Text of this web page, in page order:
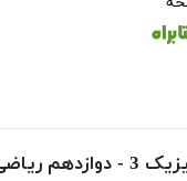
ریاضی